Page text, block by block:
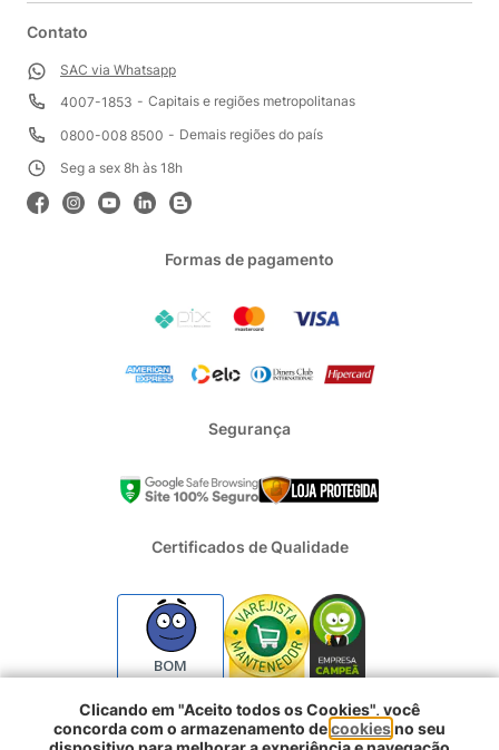
Contato
SAC via Whatsapp
4007-1853
Capitais e regiões metropolitanas
0800-008 8500
Demais regiões do país
Seg a sex 8h às 18h
Formas de pagamento
Segurança
Certificados de Qualidade
BOM
2024 - Todos os direitos reservados | REFRIGERACAO DUFRIO
Clicando em "Aceito todos os Cookies", você
concorda com o armazenamento decookiesno seu